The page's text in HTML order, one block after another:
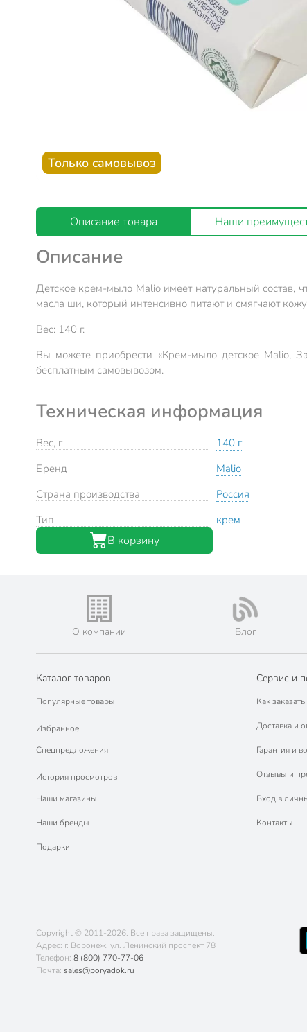
Только самовывоз
Описание товара Наши
Описание
Детское крем-мыло Malio имеет натуральный состав,
масла ши, который интенсивно питают и смягчают
Вес: 140 г.
Вы можете приобрести «Крем-мыло детское Malio,
бесплатным самовывозом.
Техническая информация
Вес, г
140 г
Бренд
Malio
Страна производства
Россия
Тип
крем
В корзину
О компании Блог
Каталог товаров
Популярные товары
Избранное
Спецпредложения
История просмотров
Наши магазины
Наши бренды
Подарки
Сервис и
Как заказать
Доставка и
Гарантия и
Отзывы и
Вход в
Контакты
Copyright © 2011-2026. Все права защищены.
Адрес: г. Воронеж, ул. Ленинский проспект 78
Телефон: 8 (800) 770-77-06
Почта: sales@poryadok.ru